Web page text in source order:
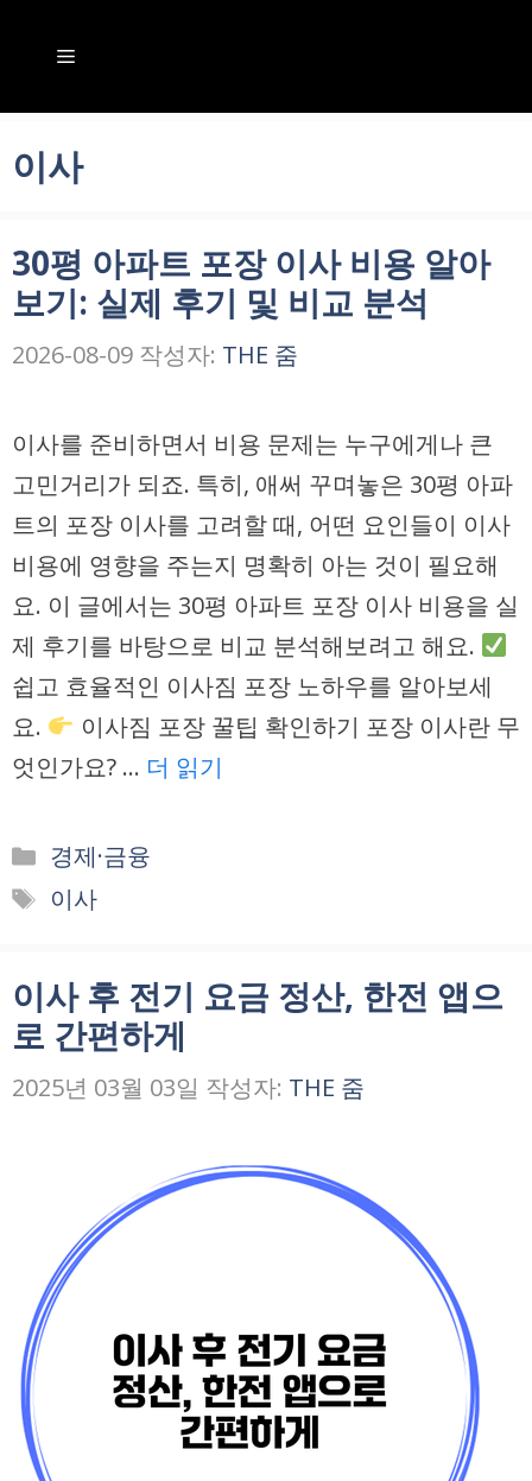
건
뛰
기
메
뉴
이사
30평 아파트 포장 이사 비용 알아
보기: 실제 후기 및 비교 분석
2026-08-09 작성자: THE 줌
이사를 준비하면서 비용 문제는 누구에게나 큰
고민거리가 되죠. 특히, 애써 꾸며놓은 30평 아파
트의 포장 이사를 고려할 때, 어떤 요인들이 이사
비용에 영향을 주는지 명확히 아는 것이 필요해
요. 이 글에서는 30평 아파트 포장 이사 비용을 실
제 후기를 바탕으로 비교 분석해보려고 해요.
쉽고 효율적인 이사짐 포장 노하우를 알아보세
요.
이사짐 포장 꿀팁 확인하기 포장 이사란 무
엇인가요? … 더 읽기
카
테
경제·금융
태
이사
이사 후 전기 요금 정산, 한전 앱으
로 간편하게
2025년 03월 03일 작성자: THE 줌